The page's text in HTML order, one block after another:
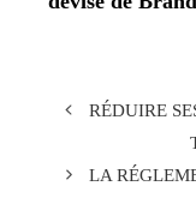
RÉDUIRE
LA